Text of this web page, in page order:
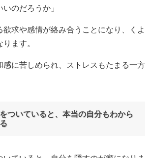
いのだろうか」
欲求や感情が絡み合うことになり、くよ
ます。
感に苦しめられ、ストレスもたまる一方
ついていると、本当の自分もわから